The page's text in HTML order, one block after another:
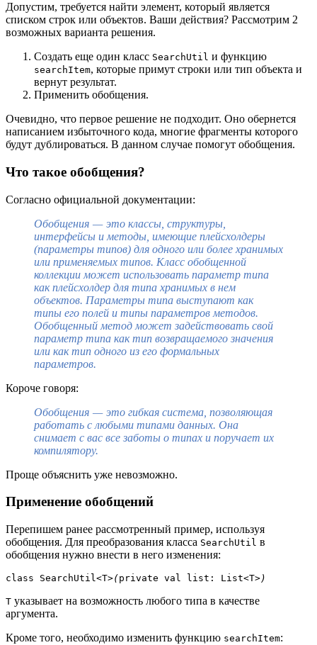
Допустим, требуется найти элемент, который является
списком строк или объектов. Ваши действия? Рассмотрим 2
возможных варианта решения.
Создать еще один класс SearchUtil и функцию
searchItem, которые примут строки или тип объекта и
вернут результат.
Применить обобщения.
Очевидно, что первое решение не подходит. Оно обернется
написанием избыточного кода, многие фрагменты которого
будут дублироваться. В данном случае помогут обобщения.
Что такое обобщения?
Согласно официальной документации:
Обобщения — это классы, структуры,
интерфейсы и методы, имеющие плейсхолдеры
(параметры типов) для одного или более хранимых
или применяемых типов. Класс обобщенной
коллекции может использовать параметр типа
как плейсхолдер для типа хранимых в нем
объектов. Параметры типа выступают как
типы его полей и типы параметров методов.
Обобщенный метод может задействовать свой
параметр типа как тип возвращаемого значения
или как тип одного из его формальных
параметров.
Короче говоря:
Обобщения — это гибкая система, позволяющая
работать с любыми типами данных. Она
снимает с вас все заботы о типах и поручает их
компилятору.
Проще объяснить уже невозможно.
Применение обобщений
Перепишем ранее рассмотренный пример, используя
обобщения. Для преобразования класса SearchUtil в
обобщения нужно внести в него изменения:
class SearchUtil<T>(private val list: List<T>)
T указывает на возможность любого типа в качестве
аргумента.
Кроме того, необходимо изменить функцию searchItem: